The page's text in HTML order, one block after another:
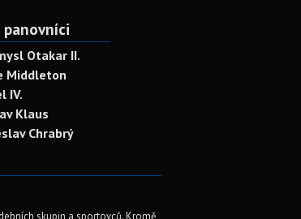
panovníci
Otakar II.
Middleton
IV.
Klaus
Chrabrý
skupin a sportovců. Kromě